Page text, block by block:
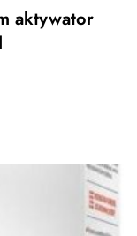
aktywator